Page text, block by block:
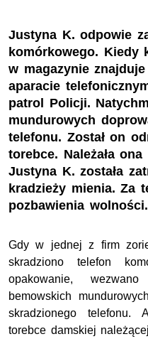
Justyna K. odpowie
komórkowego. Kiedy
w magazynie
aparacie
patrol Policji.
mundurowych
telefonu. Został on
torebce. Należała
Justyna K. została
kradzieży mienia. Za
pozbawienia wolności.
Gdy w jednej z firm
skradziono telefon
opakowanie,
bemowskich
skradzionego telefonu.
torebce damskiej